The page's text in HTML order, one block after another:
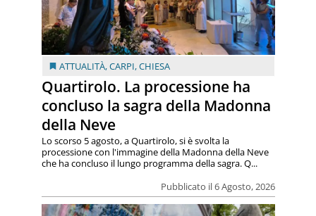
ATTUALITÀ,CARPI,CHIESA
Quartirolo. La processione ha
concluso la sagra della Madonna
della Neve
Pubblicato il 6 Agosto, 2026
Lo scorso 5 agosto, a Quartirolo, si è svolta la
processione con l'immagine della Madonna della Neve
che ha concluso il lungo programma della sagra. Q...